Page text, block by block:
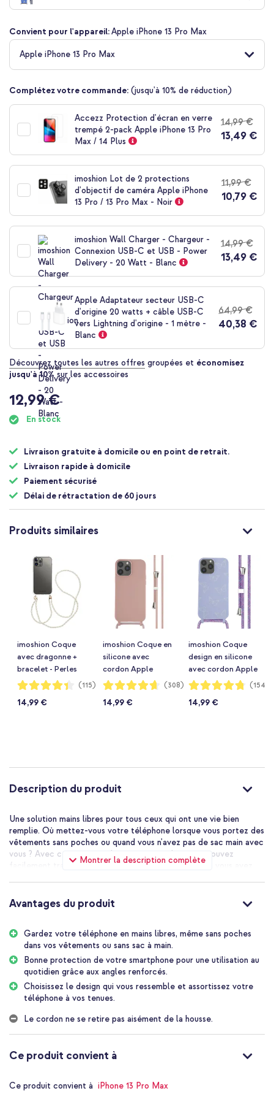
de
Galerie
d’images
Convient pour l'appareil:Apple iPhone 13 Pro Max
Apple iPhone 13 Pro Max
Complétez votre commande: (jusqu'à 10% de réduction)
Accezz Protection d'écran en verre
trempé 2-pack Apple iPhone 13 Pro
Max / 14 Plus
14,99 €
13,49 €
imoshion Lot de 2 protections
d'objectif de caméra Apple iPhone
13 Pro / 13 Pro Max - Noir
11,99 €
10,79 €
imoshion Wall Charger - Chargeur -
Connexion USB-C et USB - Power
Delivery - 20 Watt - Blanc
14,99 €
13,49 €
Apple Adaptateur secteur USB-C
d'origine 20 watts + câble USB-C
vers Lightning d'origine - 1 mètre -
Blanc
64,99 €
40,38 €
Découvrez toutes les autres offres groupées et économisez
jusqu'à 10% sur les accessoires
12,99 €
En stock
Livraison gratuite à domicile ou en point de retrait.
Livraison rapide à domicile
Paiement sécurisé
Délai de rétractation de 60 jours
Produits similaires
imoshion Coque
avec dragonne +
bracelet - Perles
Apple iPhone 13 Pro
Notation:
87%
(115)
14,99 €
imoshion Coque en
silicone avec
cordon Apple
iPhone 13 Pro Max -
Notation:
93%
(308)
14,99 €
imoshion Coque
design en silicone
avec cordon Apple
iPhone 13 Pro Max -
Notation:
95%
(154)
14,99 €
Description du produit
Montrer la description complète
Une solution mains libres pour tous ceux qui ont une vie bien
remplie. Où mettez-vous votre téléphone lorsque vous portez des
vêtements sans poches ou quand vous n'avez pas de sac main avec
vous ? Avec cette coque design avec cordon, vous pouvez
facilement transporter votre téléphone avec vous et vous avez
Le cordon a un diamètre de 5 mm et est fait d'un matériau naturel
coupe pas votre peau lorsque vous le portez.
La construction coulissante de couleur argentée permet de régler
facilement le cordon de la bonne longueur. Allongez-le lorsque
vous souhaitez porter votre coque en travers du corps et
raccourcissez-le lorsque vous l'enroulez autour de votre cou ou
autour de votre poignet. La façon dont le cordon est attaché à la
coque le rend très sûr, mais aussi difficile à retirer soi-même.
Bonne protection grâce aux angles renforcés
Le matériau de haute qualité, qui absorbe les chocs, assure une
plastique solide et dotée de bords en silicone amortissant les
chute sont absorbés. Ainsi votre smartphone pourra facilement
supporter une chute ou un choc.
Avantages du produit
Gardez votre téléphone en mains libres, même sans poches
dans vos vêtements ou sans sac à main.
Bonne protection de votre smartphone pour une utilisation au
quotidien grâce aux angles renforcés.
Choisissez le design qui vous ressemble et assortissez votre
téléphone à vos tenues.
Le cordon ne se retire pas aisément de la housse.
Ce produit convient à
Ce produit convient à iPhone 13 Pro Max